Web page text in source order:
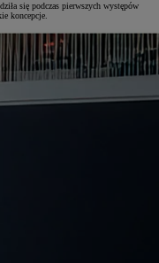
się podczas pierwszych występów
koncepcje.